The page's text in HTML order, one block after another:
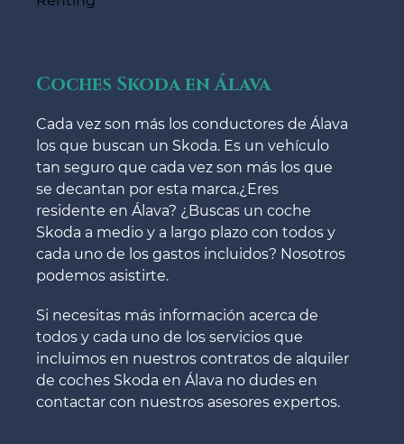
Coches Skoda en Álava
Cada vez son más los conductores de Álava
los que buscan un Skoda. Es un vehículo
tan seguro que cada vez son más los que
se decantan por esta marca.¿Eres
residente en Álava? ¿Buscas un coche
Skoda a medio y a largo plazo con todos y
cada uno de los gastos incluidos? Nosotros
podemos asistirte.
Si necesitas más información acerca de
todos y cada uno de los servicios que
incluimos en nuestros contratos de alquiler
de coches Skoda en Álava no dudes en
contactar con nuestros asesores expertos.